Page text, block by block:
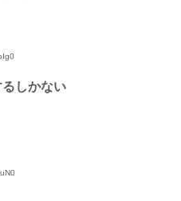
しかない